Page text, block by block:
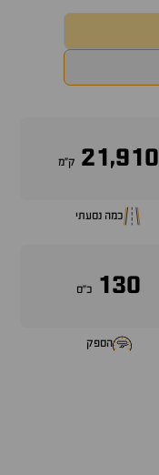
21,910 ק״מ
כמה נסעתי
130 כ״ס
הספק